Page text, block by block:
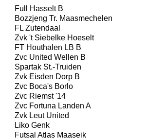
Full Hasselt B
Bozzjeng Tr. Maasmechelen
FL Zutendaal
Zvk 't Siebelke Hoeselt
FT Houthalen LB B
Zvc United Wellen B
Spartak St.-Truiden
Zvk Eisden Dorp B
Zvc Boca's Borlo
Zvc Riemst '14
Zvc Fortuna Landen A
Zvk Leut United
Liko Genk
Futsal Atlas Maaseik